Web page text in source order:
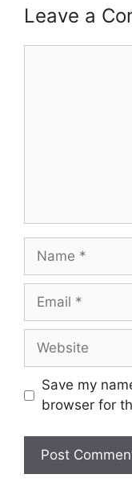
Leave a
Name
Email
Website
Save my
browser for